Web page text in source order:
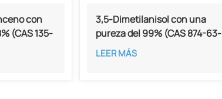
con
(CAS 135-
3,5-Dimetilanisol con una
pureza del 99% (CAS 874-63-
5)
LEER MÁS